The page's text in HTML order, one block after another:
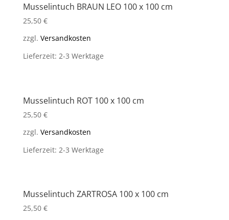
Musselintuch BRAUN LEO 100 x 100 cm
25,50 €
zzgl. Versandkosten
Lieferzeit: 2-3 Werktage
Musselintuch ROT 100 x 100 cm
25,50 €
zzgl. Versandkosten
Lieferzeit: 2-3 Werktage
Musselintuch ZARTROSA 100 x 100 cm
25,50 €